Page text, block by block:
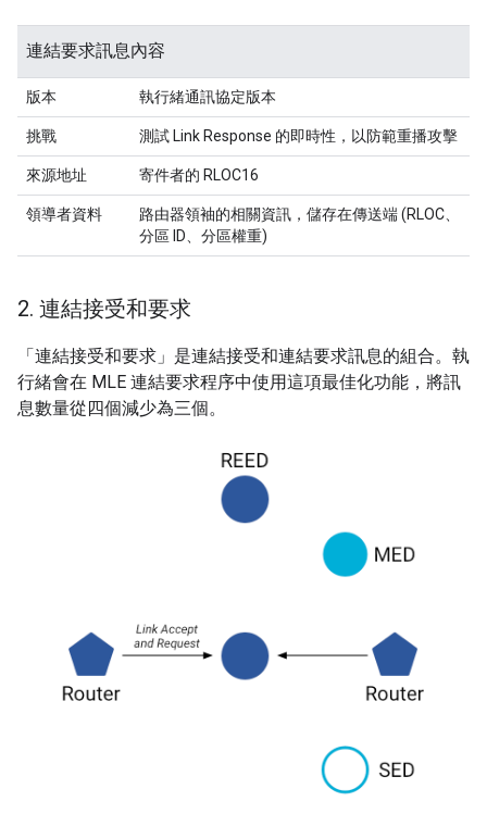
連結要求訊息內容
版本 執行緒通訊協定版本
挑戰 測試 Link Response 的即時性，以防範重播攻擊
來源地址 寄件者的 RLOC16
領導者資料
路由器領袖的相關資訊，儲存在傳送端 (RLOC、
分區 ID、分區權重)
2. 連結接受和要求
「連結接受和要求」是連結接受和連結要求訊息的組合。執
行緒會在 MLE 連結要求程序中使用這項最佳化功能，將訊
息數量從四個減少為三個。